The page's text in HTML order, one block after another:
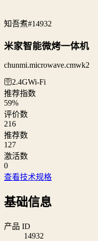
知吾煮#14932
米家智能微烤一体机
chunmi.microwave.cmwk2
🛜2.4GWi‑Fi
推荐指数
59%
评价数
216
推荐数
127
激活数
0
查看技术规格
基础信息
产品 ID
14932